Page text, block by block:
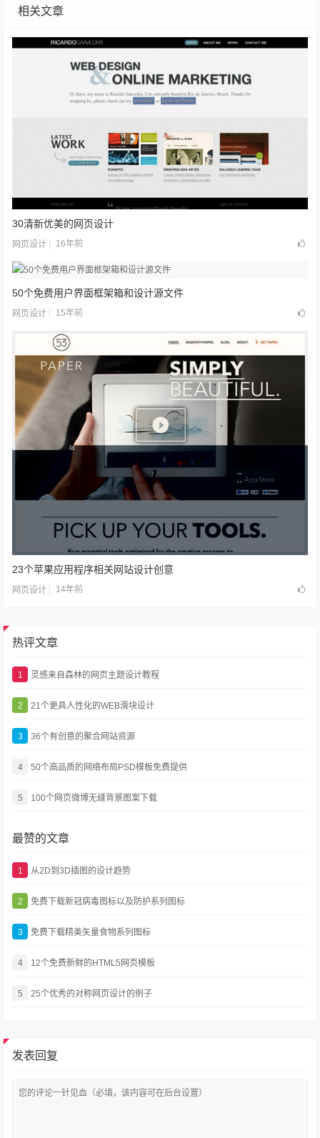
相关文章
30清新优美的网页设计
网页设计 16年前
50个免费用户界面框架箱和设计源文件
网页设计 15年前
23个苹果应用程序相关网站设计创意
网页设计 14年前
热评文章
1 灵感来自森林的网页主题设计教程
2 21个更具人性化的WEB滑块设计
3 36个有创意的聚合网站资源
4 50个高品质的网络布局PSD模板免费提供
5 100个网页微博无缝背景图案下载
最赞的文章
1 从2D到3D插图的设计趋势
2 免费下载新冠病毒图标以及防护系列图标
3 免费下载精美矢量食物系列图标
4 12个免费新鲜的HTML5网页模板
5 25个优秀的对称网页设计的例子
发表回复